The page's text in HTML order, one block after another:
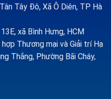
Tây Đô, Xã Ô Diên, TP Hà
xã Bình Hưng, HCM
Thương mại và Giải trí Hạ
Thắng, Phường Bãi Cháy,